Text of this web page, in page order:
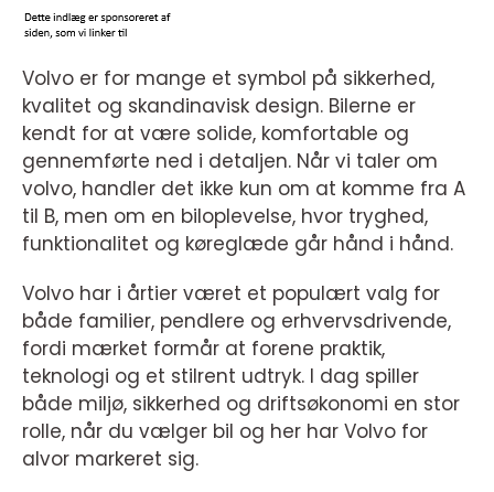
Volvo er for mange et symbol på sikkerhed,
kvalitet og skandinavisk design. Bilerne er
kendt for at være solide, komfortable og
gennemførte ned i detaljen. Når vi taler om
volvo, handler det ikke kun om at komme fra A
til B, men om en biloplevelse, hvor tryghed,
funktionalitet og køreglæde går hånd i hånd.
Volvo har i årtier været et populært valg for
både familier, pendlere og erhvervsdrivende,
fordi mærket formår at forene praktik,
teknologi og et stilrent udtryk. I dag spiller
både miljø, sikkerhed og driftsøkonomi en stor
rolle, når du vælger bil og her har Volvo for
alvor markeret sig.